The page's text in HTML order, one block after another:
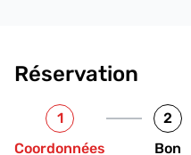
Réservation
1
Coordonnées
2
Bon